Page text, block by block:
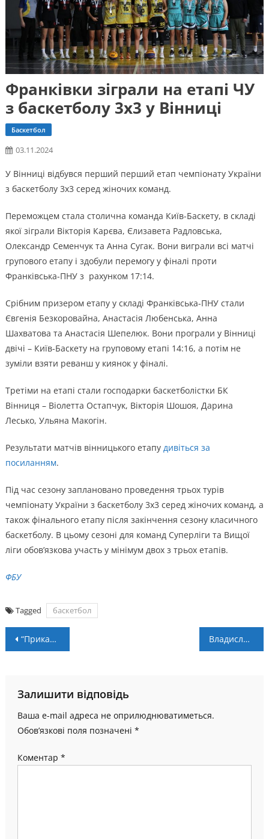
Франківки зіграли на етапі ЧУ
з баскетболу 3х3 у Вінниці
Баскетбол
03.11.2024
У Вінниці відбувся перший перший етап чемпіонату України
з баскетболу 3х3 серед жіночих команд.
Переможцем стала столична команда Київ-Баскету, в складі
якої зіграли Вікторія Карєва, Єлизавета Радловська,
Олександр Семенчук та Анна Сугак. Вони виграли всі матчі
групового етапу і здобули перемогу у фіналі проти
Франківська-ПНУ з рахунком 17:14.
Срібним призером етапу у складі Франківська-ПНУ стали
Євгенія Безкоровайна, Анастасія Любенська, Анна
Шахватова та Анастасія Шепелюк. Вони програли у Вінниці
двічі – Київ-Баскету на груповому етапі 14:16, а потім не
зуміли взяти реванш у киянок у фіналі.
Третіми на етапі стали господарки баскетболістки БК
Вінниця – Віолетта Остапчук, Вікторія Шошоя, Дарина
Лесько, Ульяна Макогін.
Результати матчів вінницького етапу дивіться за
посиланням.
Під час сезону заплановано проведення трьох турів
чемпіонату України з баскетболу 3х3 серед жіночих команд, а
також фінального етапу після закінчення сезону класичного
баскетболу. В цьому сезоні для команд Суперліги та Вищої
ліги обов’язкова участь у мінімум двох з трьох етапів.
ФБУ
Tagged баскетбол
Навігація
“Прикарпаття-Говерла” – “Київ-Баскет” – 74:77, 63:82. Післямова Владислав Феліпович: “Мені важливі командні результати, хоча асисти це теж добре”
Залишити відповідь
Ваша e-mail адреса не оприлюднюватиметься.
Обов’язкові поля позначені *
Коментар *